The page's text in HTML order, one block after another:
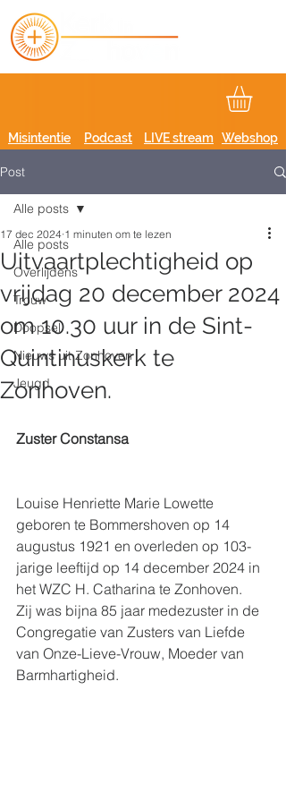
Podcast
Misintentie LIVE stream Webshop
Post
Alle posts
Overlijdens
Trouw
Doopsel
Nieuws uit Zonhoven
Jeugd
Alle posts
Uitvaartplechtigheid op
vrijdag 20 december 2024
om 10.30 uur in de Sint-
Quintinuskerk te
Zonhoven.
17 dec 2024 1 minuten om te lezen
Zuster Constansa
Louise Henriette Marie Lowette
geboren te Bommershoven op 14
augustus 1921 en overleden op 103-
jarige leeftijd op 14 december 2024 in
het WZC H. Catharina te Zonhoven.
Zij was bijna 85 jaar medezuster in de
Congregatie van Zusters van Liefde
van Onze-Lieve-Vrouw, Moeder van
Barmhartigheid.